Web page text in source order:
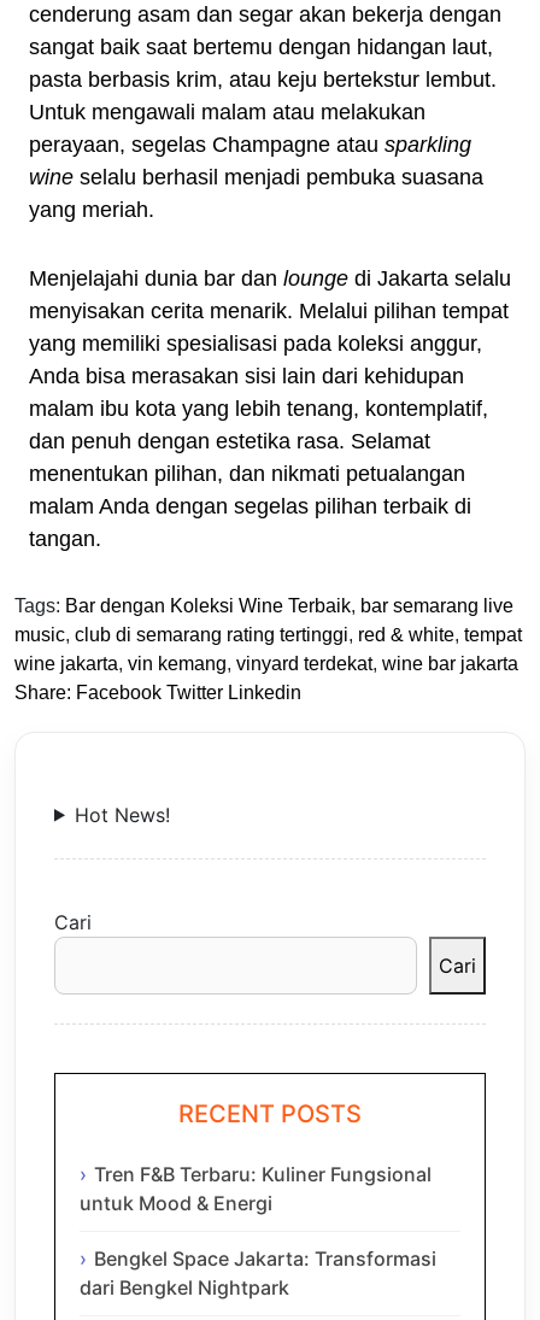
cenderung asam dan segar akan bekerja dengan
sangat baik saat bertemu dengan hidangan laut,
pasta berbasis krim, atau keju bertekstur lembut.
Untuk mengawali malam atau melakukan
perayaan, segelas Champagne atau sparkling
wine selalu berhasil menjadi pembuka suasana
yang meriah.
Menjelajahi dunia bar dan lounge di Jakarta selalu
menyisakan cerita menarik. Melalui pilihan tempat
yang memiliki spesialisasi pada koleksi anggur,
Anda bisa merasakan sisi lain dari kehidupan
malam ibu kota yang lebih tenang, kontemplatif,
dan penuh dengan estetika rasa. Selamat
menentukan pilihan, dan nikmati petualangan
malam Anda dengan segelas pilihan terbaik di
tangan.
Tags: Bar dengan Koleksi Wine Terbaik, bar semarang live
music, club di semarang rating tertinggi, red & white, tempat
wine jakarta, vin kemang, vinyard terdekat, wine bar jakarta
Share: Facebook Twitter Linkedin
Hot News!
Cari
Cari
RECENT POSTS
Tren F&B Terbaru: Kuliner Fungsional
untuk Mood & Energi
Bengkel Space Jakarta: Transformasi
dari Bengkel Nightpark